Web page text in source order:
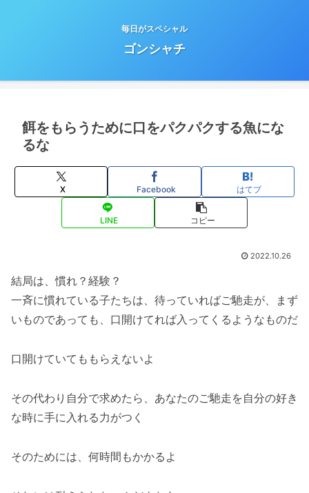
毎日がスペシャル
ゴンシャチ
餌をもらうために口をパクパクする魚にな
るな
X Facebook はてブ
LINE コピー
2022.10.26
結局は、慣れ？経験？
一斉に慣れている子たちは、待っていればご馳走が、まず
いものであっても、口開けてれば入ってくるようなものだ
口開けていてももらえないよ
その代わり自分で求めたら、あなたのご馳走を自分の好き
な時に手に入れる力がつく
そのためには、何時間もかかるよ